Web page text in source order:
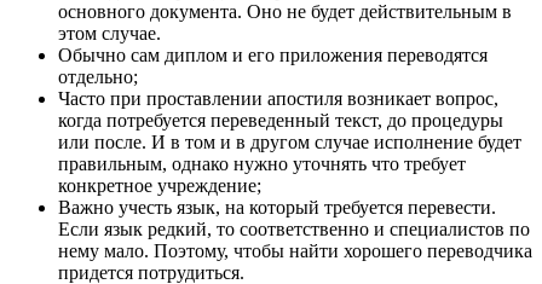
основного документа. Оно не будет действительным в
этом случае.
Обычно сам диплом и его приложения переводятся
отдельно;
Часто при проставлении апостиля возникает вопрос,
когда потребуется переведенный текст, до процедуры
или после. И в том и в другом случае исполнение будет
правильным, однако нужно уточнять что требует
конкретное учреждение;
Важно учесть язык, на который требуется перевести.
Если язык редкий, то соответственно и специалистов по
нему мало. Поэтому, чтобы найти хорошего переводчика
придется потрудиться.